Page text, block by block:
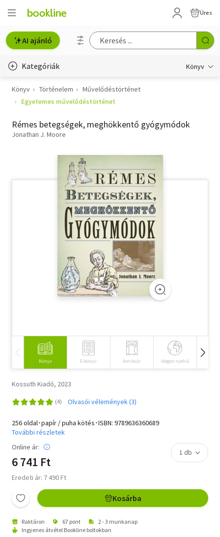
Üres
AI ajánló
Kategóriák Könyv
Életmód, egészség
Gyermek- és ifjúsági
Hobbi, szabadidő
Szótár, nyelvkönyv
Tankönyv, segédkönyv
Társadalomtudomány
Könyv Történelem
Művelődéstörténet
Egyetemes művelődéstörténet
Rémes betegségek, meghökkentő gyógymódok
Jonathan J. Moore
Könyv E-könyv Antikvár Idegen nyelvű
Kossuth Kiadó, 2023
Olvasói vélemények (3)
256 oldal･papír / puha kötés･ISBN: 9789636360689
További részletek
Online ár:
6 741 Ft
Eredeti ár: 7 490 Ft
Kosárba
Raktáron 67 pont
2 - 3 munkanap
Ingyenes átvétel Bookline boltokban